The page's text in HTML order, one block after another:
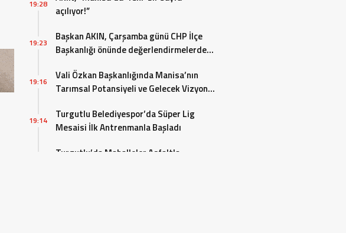
açılıyor!”
19:28
Başkan AKIN, Çarşamba günü CHP İlçe
Başkanlığı önünde değerlendirmelerde
19:23
Vali Özkan Başkanlığında Manisa’nın
Tarımsal Potansiyeli ve Gelecek Vizyonu
19:16
Turgutlu Belediyespor’da Süper Lig
Mesaisi İlk Antrenmanla Başladı
19:14
Turgutlu’da Mahalleler Asfaltla